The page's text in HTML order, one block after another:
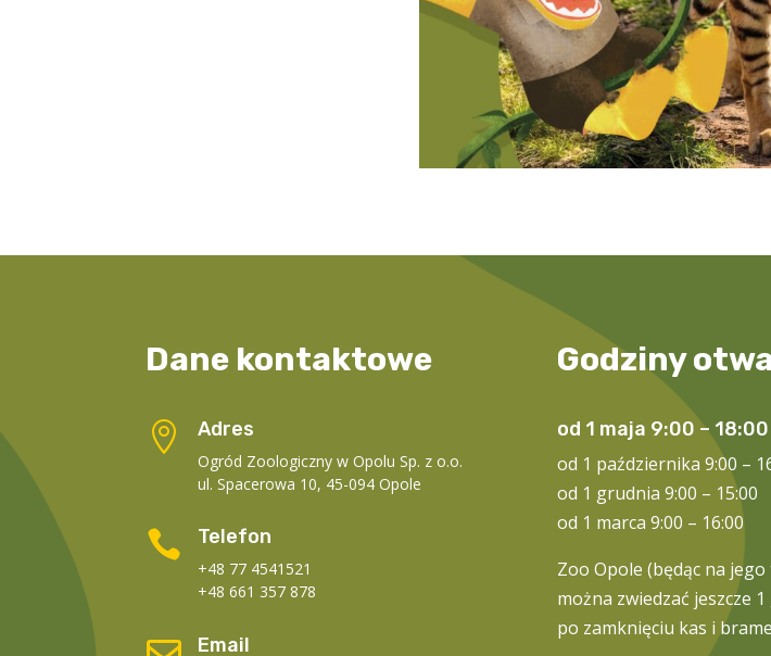
Dane kontaktowe
 Adres
Ogród Zoologiczny w Opolu Sp. z o.o.
ul. Spacerowa 10, 45-094 Opole
 Telefon
+48 77 4541521
+48 661 357 878
Email
Godziny
od 1 maja 9:00 – 18:00
od 1 października 9:00 –
od 1 grudnia 9:00 – 15:00
od 1 marca 9:00 – 16:00
Zoo Opole (będąc na
można zwiedzać jeszcze
po zamknięciu kas i